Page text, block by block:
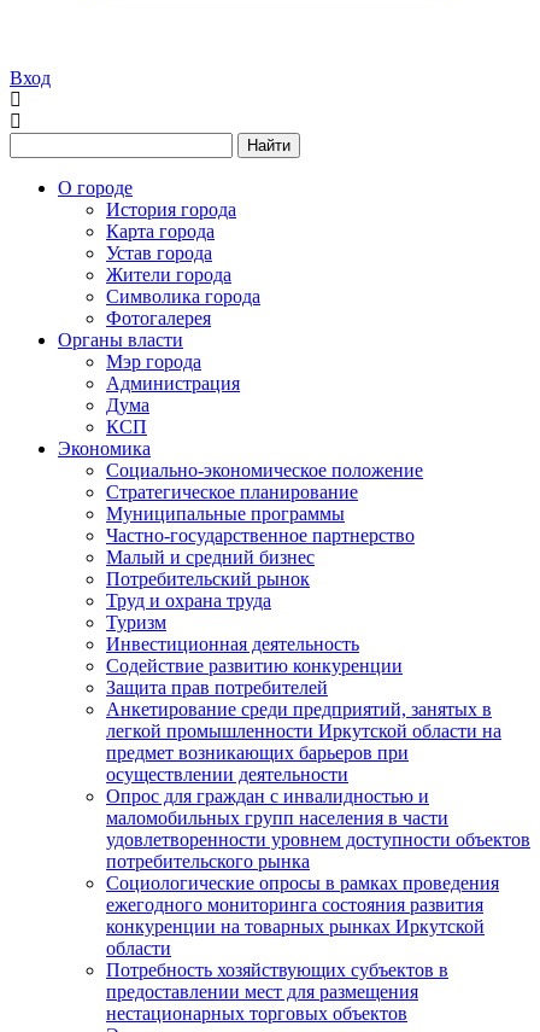
Вход
Найти
О городе
История города
Карта города
Устав города
Жители города
Символика города
Фотогалерея
Органы власти
Мэр города
Администрация
Дума
КСП
Экономика
Социально-экономическое положение
Стратегическое планирование
Муниципальные программы
Частно-государственное партнерство
Малый и средний бизнес
Потребительский рынок
Труд и охрана труда
Туризм
Инвестиционная деятельность
Содействие развитию конкуренции
Защита прав потребителей
Анкетирование среди предприятий, занятых в
легкой промышленности Иркутской области на
предмет возникающих барьеров при
осуществлении деятельности
Опрос для граждан с инвалидностью и
маломобильных групп населения в части
удовлетворенности уровнем доступности объектов
потребительского рынка
Социологические опросы в рамках проведения
ежегодного мониторинга состояния развития
конкуренции на товарных рынках Иркутской
области
Потребность хозяйствующих субъектов в
предоставлении мест для размещения
нестационарных торговых объектов